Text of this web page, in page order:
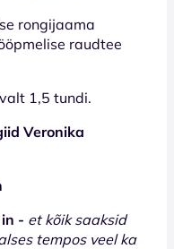
rongijaama
raudtee
1,5 tundi.
Veronika
- et kõik saaksid
tempos veel ka